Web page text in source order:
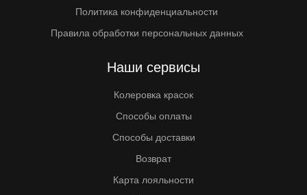
Политика конфиденциальности
Правила обработки персональных данных
Наши сервисы
Колеровка красок
Способы оплаты
Способы доставки
Возврат
Карта лояльности